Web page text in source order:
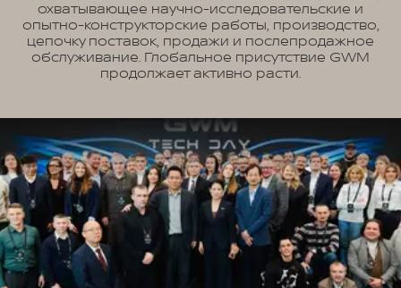
охватывающее научно-исследовательские и
опытно-конструкторские работы, производство,
цепочку поставок, продажи и послепродажное
обслуживание. Глобальное присутствие GWM
продолжает активно расти.